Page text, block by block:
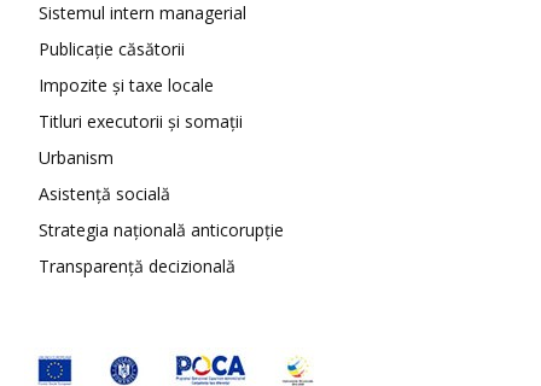
Sistemul intern managerial
Publicație căsătorii
Impozite și taxe locale
Titluri executorii și somații
Urbanism
Asistență socială
Strategia națională anticorupție
Transparență decizională